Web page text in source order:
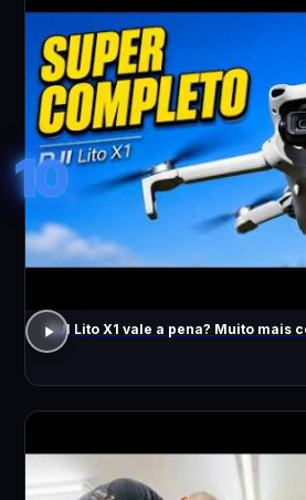
10
DJI Lito X1 vale a pena? Muito mais